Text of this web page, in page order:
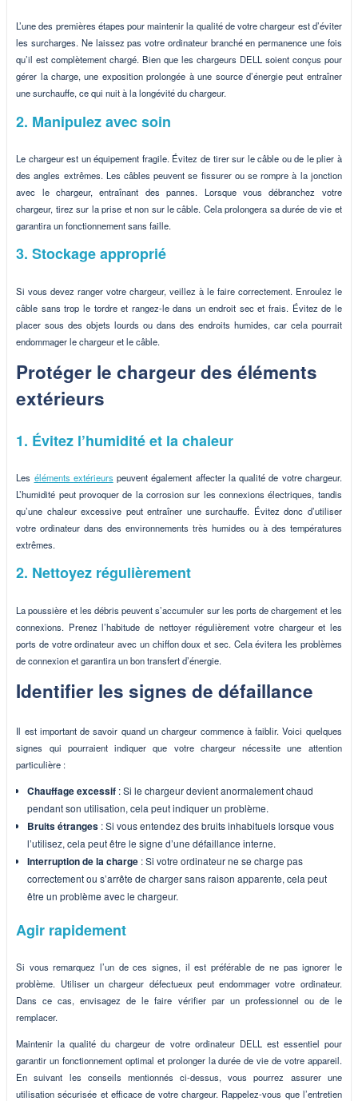
L’une des premières étapes pour maintenir la qualité de votre chargeur est d’éviter
les surcharges. Ne laissez pas votre ordinateur branché en permanence une fois
qu’il est complètement chargé. Bien que les chargeurs DELL soient conçus pour
gérer la charge, une exposition prolongée à une source d’énergie peut entraîner
une surchauffe, ce qui nuit à la longévité du chargeur.
2. Manipulez avec soin
Le chargeur est un équipement fragile. Évitez de tirer sur le câble ou de le plier à
des angles extrêmes. Les câbles peuvent se fissurer ou se rompre à la jonction
avec le chargeur, entraînant des pannes. Lorsque vous débranchez votre
chargeur, tirez sur la prise et non sur le câble. Cela prolongera sa durée de vie et
garantira un fonctionnement sans faille.
3. Stockage approprié
Si vous devez ranger votre chargeur, veillez à le faire correctement. Enroulez le
câble sans trop le tordre et rangez-le dans un endroit sec et frais. Évitez de le
placer sous des objets lourds ou dans des endroits humides, car cela pourrait
endommager le chargeur et le câble.
Protéger le chargeur des éléments
extérieurs
1. Évitez l’humidité et la chaleur
Les éléments extérieurs peuvent également affecter la qualité de votre chargeur.
L’humidité peut provoquer de la corrosion sur les connexions électriques, tandis
qu’une chaleur excessive peut entraîner une surchauffe. Évitez donc d’utiliser
votre ordinateur dans des environnements très humides ou à des températures
extrêmes.
2. Nettoyez régulièrement
La poussière et les débris peuvent s’accumuler sur les ports de chargement et les
connexions. Prenez l’habitude de nettoyer régulièrement votre chargeur et les
ports de votre ordinateur avec un chiffon doux et sec. Cela évitera les problèmes
de connexion et garantira un bon transfert d’énergie.
Identifier les signes de défaillance
Il est important de savoir quand un chargeur commence à faiblir. Voici quelques
signes qui pourraient indiquer que votre chargeur nécessite une attention
particulière :
Chauffage excessif: Si le chargeur devient anormalement chaud
pendant son utilisation, cela peut indiquer un problème.
Bruits étranges: Si vous entendez des bruits inhabituels lorsque vous
l’utilisez, cela peut être le signe d’une défaillance interne.
Interruption de la charge: Si votre ordinateur ne se charge pas
correctement ou s’arrête de charger sans raison apparente, cela peut
être un problème avec le chargeur.
Agir rapidement
Si vous remarquez l’un de ces signes, il est préférable de ne pas ignorer le
problème. Utiliser un chargeur défectueux peut endommager votre ordinateur.
Dans ce cas, envisagez de le faire vérifier par un professionnel ou de le
remplacer.
Maintenir la qualité du chargeur de votre ordinateur DELL est essentiel pour
garantir un fonctionnement optimal et prolonger la durée de vie de votre appareil.
En suivant les conseils mentionnés ci-dessus, vous pourrez assurer une
utilisation sécurisée et efficace de votre chargeur. Rappelez-vous que l’entretien